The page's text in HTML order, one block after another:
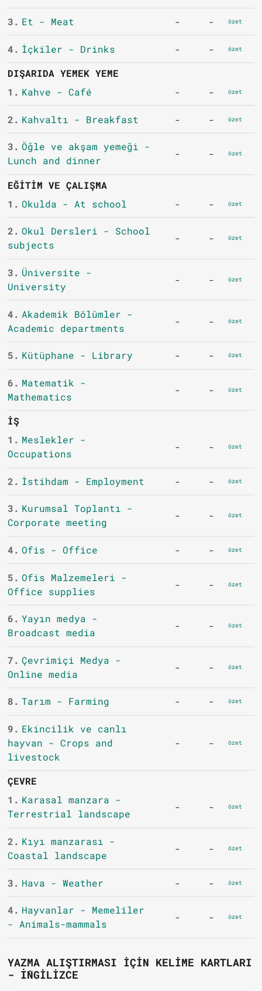
3. Et - Meat - - özet
4. İçkiler - Drinks - - özet
DIŞARIDA YEMEK YEME
1. Kahve - Café - - özet
2. Kahvaltı - Breakfast - - özet
3. Öğle ve akşam yemeği -
Lunch and dinner
- - özet
EĞITIM VE ÇALIŞMA
1. Okulda - At school - - özet
2. Okul Dersleri - School
subjects
- - özet
3. Üniversite -
University
- - özet
4. Akademik Bölümler -
Academic departments
- - özet
5. Kütüphane - Library - - özet
6. Matematik -
Mathematics
- - özet
İŞ
1. Meslekler -
Occupations
- - özet
2. İstihdam - Employment - - özet
3. Kurumsal Toplantı -
Corporate meeting
- - özet
4. Ofis - Office - - özet
5. Ofis Malzemeleri -
Office supplies
- - özet
6. Yayın medya -
Broadcast media
- - özet
7. Çevrimiçi Medya -
Online media
- - özet
8. Tarım - Farming - - özet
9. Ekincilik ve canlı
hayvan - Crops and
livestock
- - özet
ÇEVRE
1. Karasal manzara -
Terrestrial landscape
- - özet
2. Kıyı manzarası -
Coastal landscape
- - özet
3. Hava - Weather - - özet
4. Hayvanlar - Memeliler
- Animals-mammals
- - özet
YAZMA ALIŞTIRMASI IÇIN KELIME KARTLARI
- İNGILIZCE